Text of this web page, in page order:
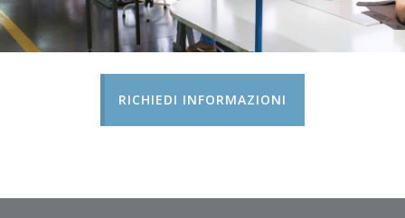
RICHIEDI INFORMAZIONI